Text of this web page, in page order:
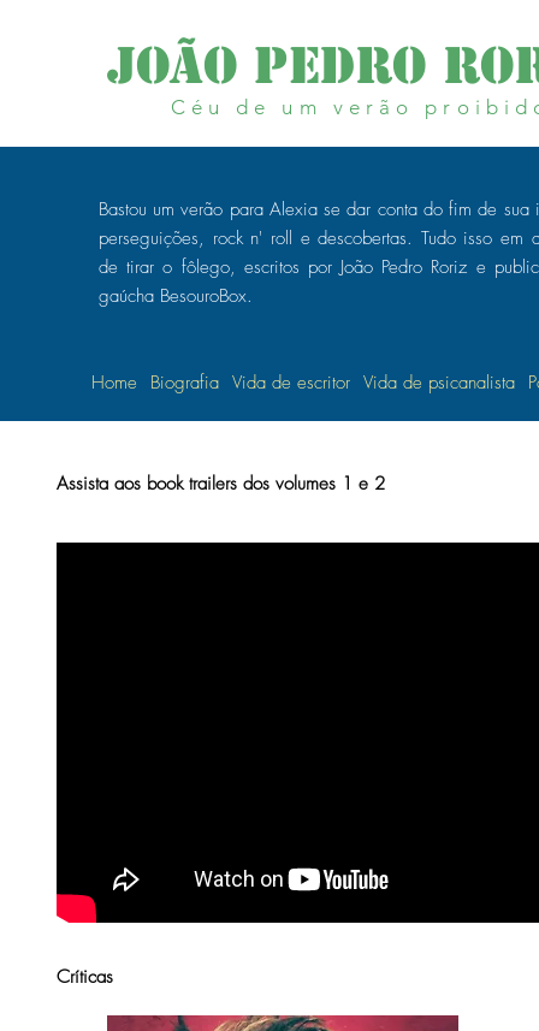
Bastou um verão para Alexia se dar conta do fim de sua
perseguições, rock n' roll e descobertas. Tudo isso em
de tirar o fôlego, escritos por João Pedro Roriz e
gaúcha BesouroBox.
Home Biografia Vida de escritor Vida de psicanalista
João Pedro
Céu de um verão
Assista aos book trailers dos volumes 1 e 2
Críticas